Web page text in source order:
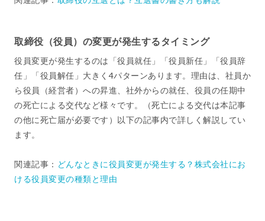
取締役（役員）の変更が発生するタイミング
役員変更が発生するのは「役員就任」「役員新任」「役員辞
任」「役員解任」大きく4パターンあります。理由は、社員か
ら役員（経営者）への昇進、社外からの就任、役員の任期中
の死亡による交代など様々です。（死亡による交代は本記事
の他に死亡届が必要です）以下の記事内で詳しく解説してい
ます。
関連記事： どんなときに役員変更が発生する？株式会社にお
ける役員変更の種類と理由